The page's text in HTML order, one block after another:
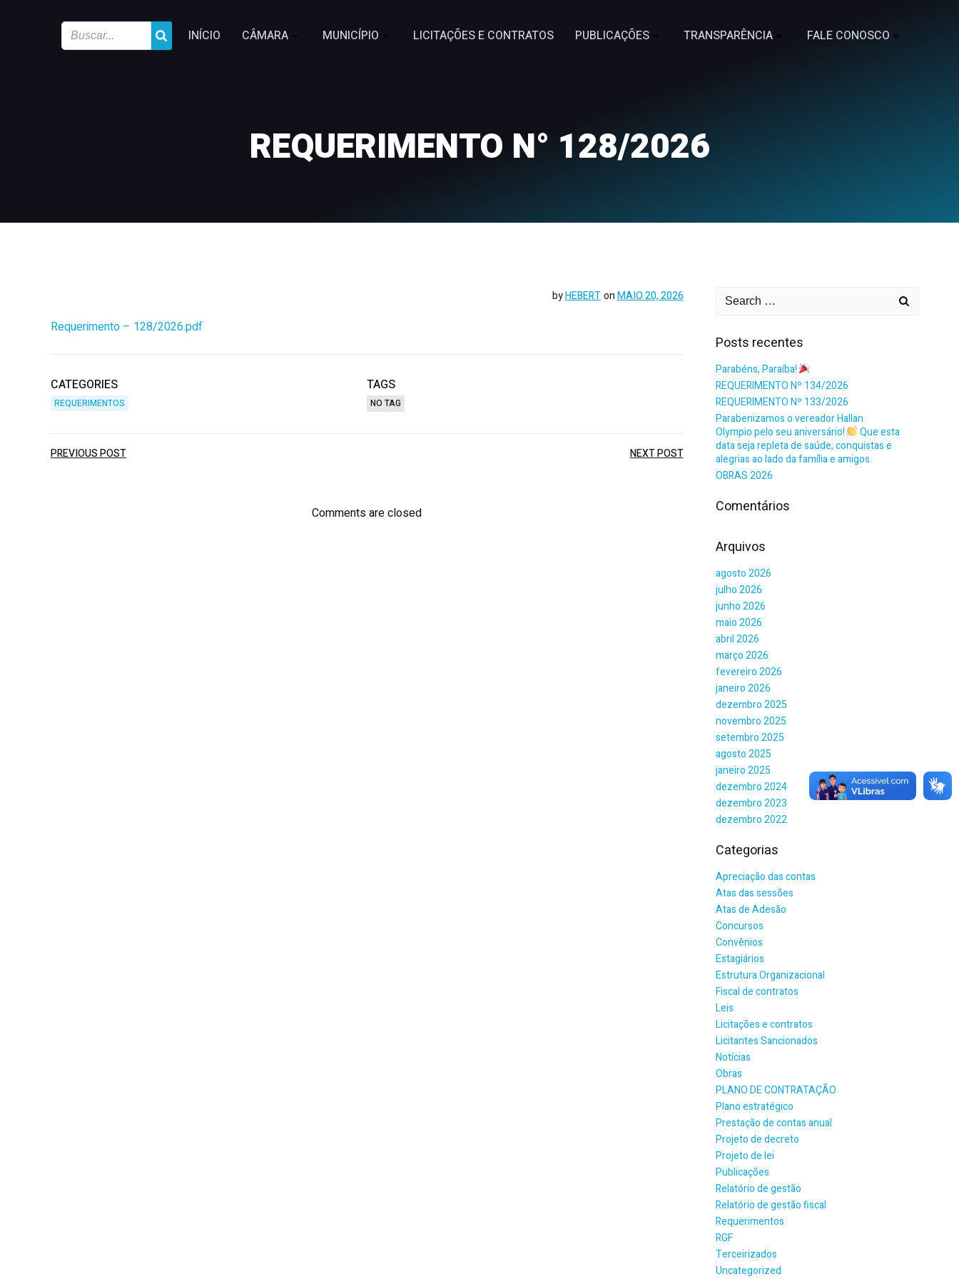
INÍCIO CÂMARA MUNICÍPIO LICITAÇÕES E CONTRATOS PUBLICAÇÕES TRANSPARÊNCIA FALE CONOSCO
REQUERIMENTO N° 128/2026
byHEBERT onMAIO 20, 2026
Requerimento – 128/2026.pdf
CATEGORIES
REQUERIMENTOS
TAGS
NO TAG
PREVIOUS POST NEXT POST
Comments are closed
Posts recentes
Parabéns, Paraíba!
REQUERIMENTO Nº 134/2026
REQUERIMENTO Nº 133/2026
Parabenizamos o vereador Hallan
Olympio pelo seu aniversário!
Que esta
data seja repleta de saúde, conquistas e
alegrias ao lado da família e amigos.
OBRAS 2026
Comentários
Arquivos
agosto 2026
julho 2026
junho 2026
maio 2026
abril 2026
março 2026
fevereiro 2026
janeiro 2026
dezembro 2025
novembro 2025
setembro 2025
agosto 2025
janeiro 2025
dezembro 2024
dezembro 2023
dezembro 2022
Categorias
Apreciação das contas
Atas das sessões
Atas de Adesão
Concursos
Convênios
Estagiários
Estrutura Organizacional
Fiscal de contratos
Leis
Licitações e contratos
Licitantes Sancionados
Notícias
Obras
PLANO DE CONTRATAÇÃO
Plano estratégico
Prestação de contas anual
Projeto de decreto
Projeto de lei
Publicações
Relatório de gestão
Relatório de gestão fiscal
Requerimentos
RGF
Terceirizados
Uncategorized